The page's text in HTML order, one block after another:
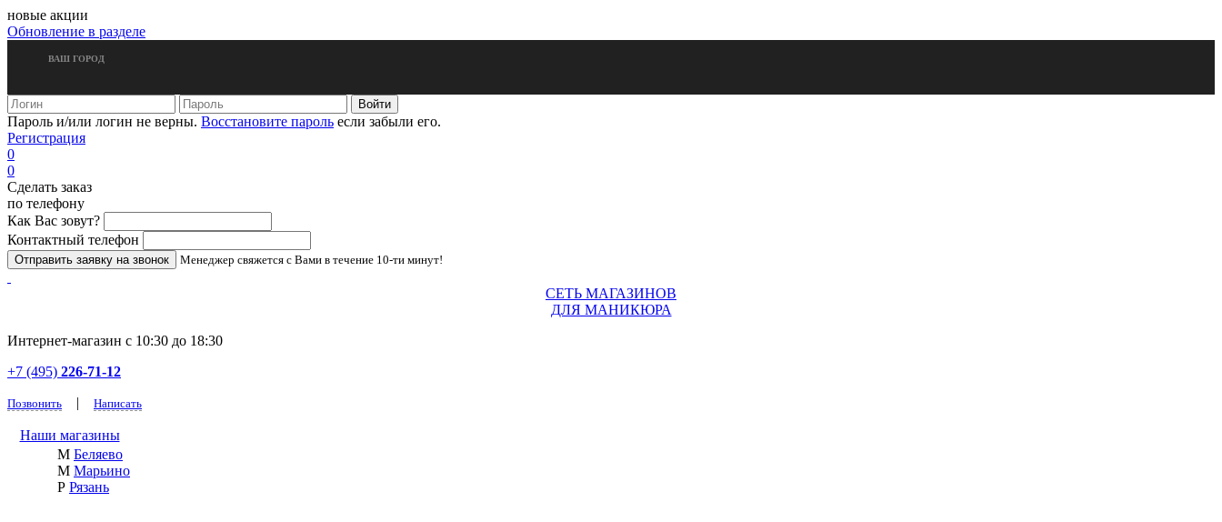
новые акции
Обновление в разделе
ВАШ ГОРОД
Пароль и/или логин не верны. Восстановите пароль если забыли его.
Регистрация
0
0
Сделать заказ
по телефону
Как Вас зовут?
Контактный телефон
Менеджер свяжется с Вами в течение 10-ти минут!
СЕТЬ МАГАЗИНОВ
ДЛЯ МАНИКЮРА
Интернет-магазин с 10:30 до 18:30
+7 (495) 226-71-12
Позвонить | Написать
Наши магазины
М Беляево
М Марьино
Р Рязань